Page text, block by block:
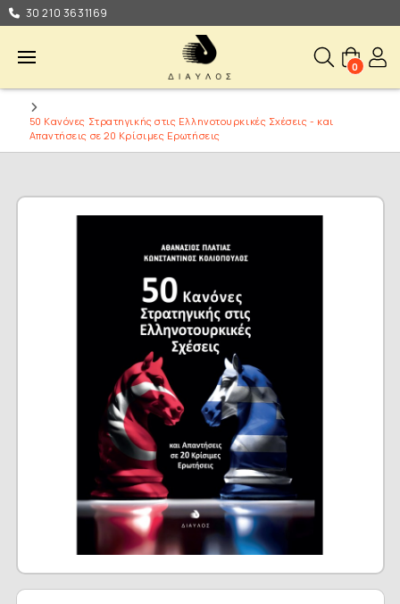
30 210 3631169
0
50 Κανόνες Στρατηγικής στις Ελληνοτουρκικές Σχέσεις - και
Απαντήσεις σε 20 Κρίσιμες Ερωτήσεις